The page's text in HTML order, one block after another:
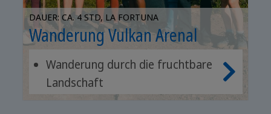
DAUER: CA. 4 STD, LA FORTUNA
Wanderung Vulkan Arenal
Wanderung durch die fruchtbare
Landschaft
Ausblick auf den Vulkan Arenal